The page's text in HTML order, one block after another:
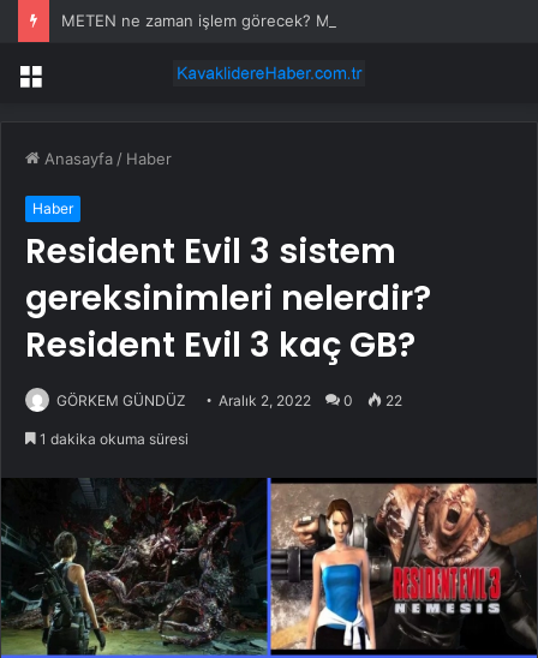
Menü
Anasayfa / Haber
Haber
Resident Evil 3 sistem
gereksinimleri nelerdir?
Resident Evil 3 kaç GB?
GÖRKEM GÜNDÜZ Aralık 2, 2022 0 22
1 dakika okuma süresi